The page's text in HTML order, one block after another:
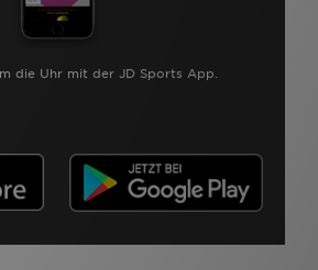
die Uhr mit der JD Sports App.